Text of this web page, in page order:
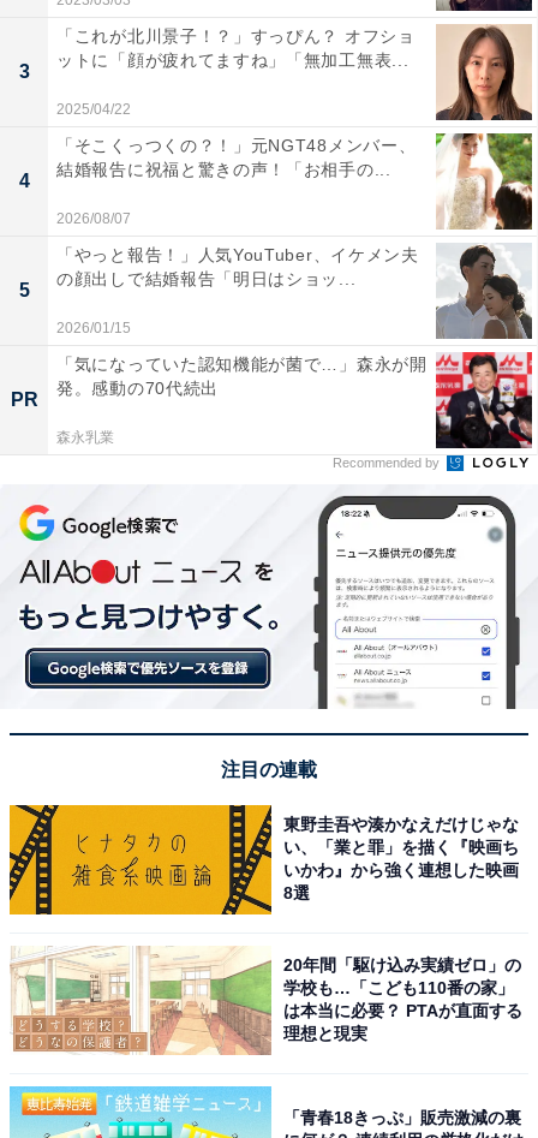
3
「これが北川景子！？」すっぴん？ オフショ
ットに「顔が疲れてますね」「無加工無表...
2025/04/22
4
「そこくっつくの？！」元NGT48メンバー、
結婚報告に祝福と驚きの声！「お相手の...
2026/08/07
5
「やっと報告！」人気YouTuber、イケメン夫
の顔出しで結婚報告「明日はショッ...
2026/01/15
PR
「気になっていた認知機能が菌で…」森永が開
発。感動の70代続出
森永乳業
Recommended by
注目の連載
東野圭吾や湊かなえだけじゃな
い、「業と罪」を描く『映画ち
いかわ』から強く連想した映画
8選
20年間「駆け込み実績ゼロ」の
学校も…「こども110番の家」
は本当に必要？ PTAが直面する
理想と現実
「青春18きっぷ」販売激減の裏